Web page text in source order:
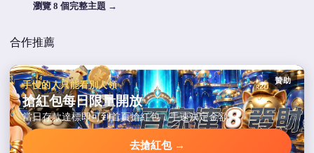
瀏覽 8 個完整主題 →
合作推薦
贊助
手慢的人只能看別人領
搶紅包每日限量開放
當日存款達標即可到首頁搶紅包，手速決定金額。
去搶紅包 →